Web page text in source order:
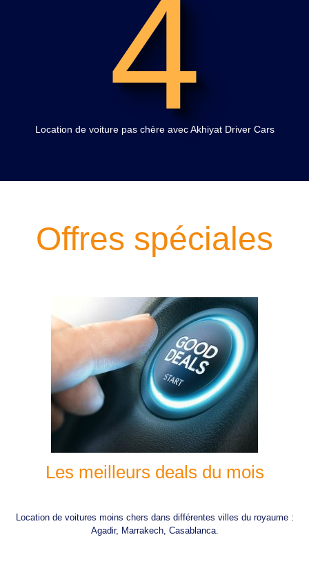
4
Location de voiture pas chère avec Akhiyat Driver Cars
Offres spéciales
Les meilleurs deals du mois
Location de voitures moins chers dans différentes villes du royaume :
Agadir, Marrakech, Casablanca.